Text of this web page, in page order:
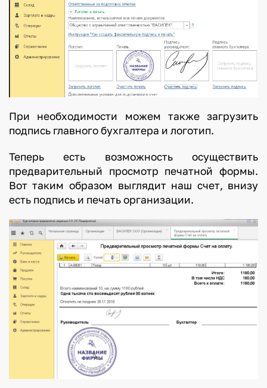
При необходимости можем также загрузить
подпись главного бухгалтера и логотип.
Теперь есть возможность осуществить
предварительный просмотр печатной формы.
Вот таким образом выглядит наш счет, внизу
есть подпись и печать организации.